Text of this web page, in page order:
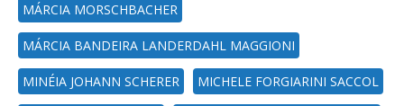
MÁRCIA MORSCHBACHER
MÁRCIA BANDEIRA LANDERDAHL MAGGIONI
MINÉIA JOHANN SCHERER MICHELE FORGIARINI SACCOL